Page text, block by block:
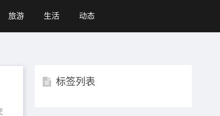
旅游 生活 动态
标签列表